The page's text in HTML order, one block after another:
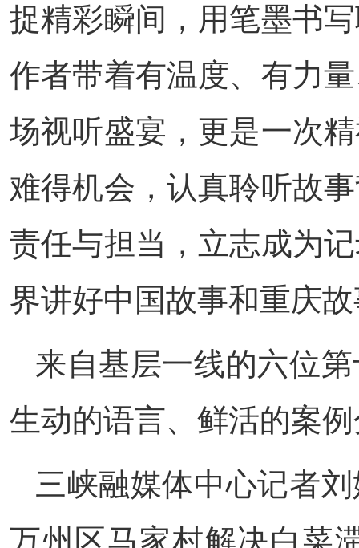
捉精彩瞬间，用笔墨书
作者带着有温度、有力
场视听盛宴，更是一次
难得机会，认真聆听故
责任与担当，立志成为
界讲好中国故事和重庆
来自基层一线的六位
生动的语言、鲜活的案
三峡融媒体中心记者
万州区马家村解决白菜